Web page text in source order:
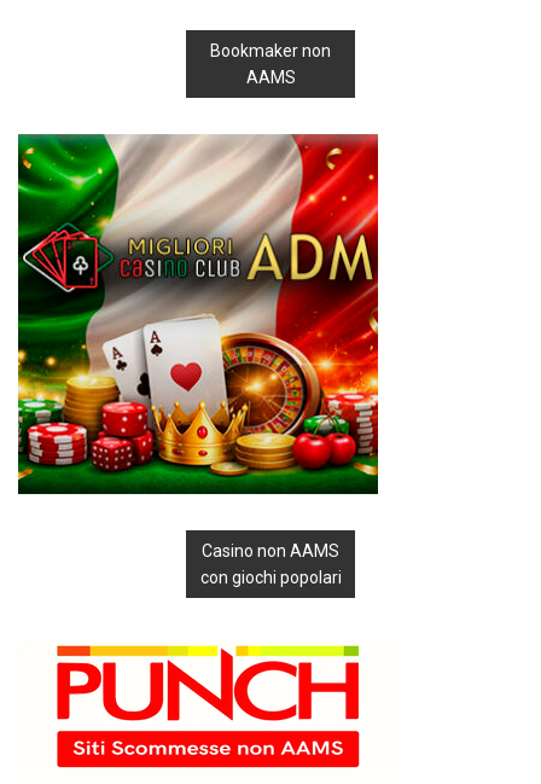
Bookmaker non
AAMS
Casino non AAMS
con giochi popolari